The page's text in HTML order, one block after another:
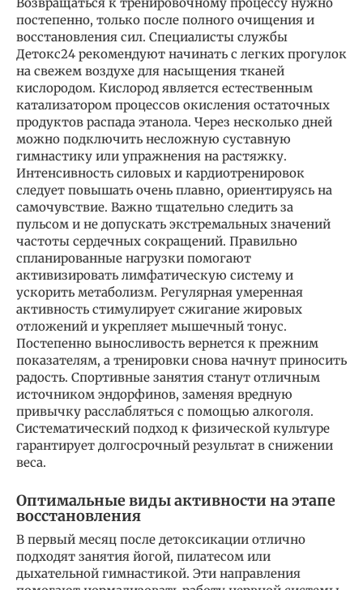
постепенно, только после полного очищения и
восстановления сил. Специалисты службы
Детокс24 рекомендуют начинать с легких прогулок
на свежем воздухе для насыщения тканей
кислородом. Кислород является естественным
катализатором процессов окисления остаточных
продуктов распада этанола. Через несколько дней
можно подключить несложную суставную
гимнастику или упражнения на растяжку.
Интенсивность силовых и кардиотренировок
следует повышать очень плавно, ориентируясь на
самочувствие. Важно тщательно следить за
пульсом и не допускать экстремальных значений
частоты сердечных сокращений. Правильно
спланированные нагрузки помогают
активизировать лимфатическую систему и
ускорить метаболизм. Регулярная умеренная
активность стимулирует сжигание жировых
отложений и укрепляет мышечный тонус.
Постепенно выносливость вернется к прежним
показателям, а тренировки снова начнут приносить
радость. Спортивные занятия станут отличным
источником эндорфинов, заменяя вредную
привычку расслабляться с помощью алкоголя.
Систематический подход к физической культуре
гарантирует долгосрочный результат в снижении
веса.
Оптимальные виды активности на этапе
восстановления
В первый месяц после детоксикации отлично
подходят занятия йогой, пилатесом или
дыхательной гимнастикой. Эти направления